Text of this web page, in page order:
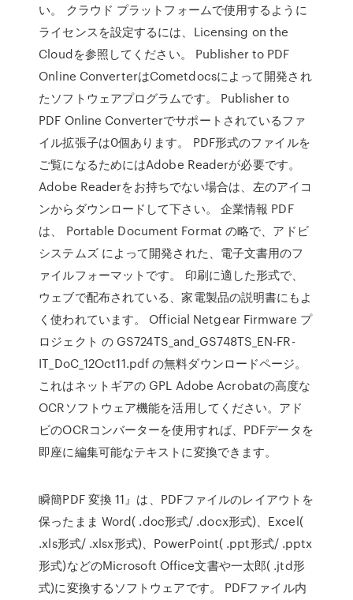
い。 クラウド プラットフォームで使用するように
ライセンスを設定するには、Licensing on the
Cloudを参照してください。 Publisher to PDF
Online ConverterはCometdocsによって開発され
たソフトウェアプログラムです。 Publisher to
PDF Online Converterでサポートされているファ
イル拡張子は0個あります。 PDF形式のファイルを
ご覧になるためにはAdobe Readerが必要です。
Adobe Readerをお持ちでない場合は、左のアイコ
ンからダウンロードして下さい。 企業情報 PDF
は、 Portable Document Format の略で、アドビ
システムズ によって開発された、電子文書用のフ
ァイルフォーマットです。 印刷に適した形式で、
ウェブで配布されている、家電製品の説明書にもよ
く使われています。 Official Netgear Firmware プ
ロジェクト の GS724TS_and_GS748TS_EN-FR-
IT_DoC_12Oct11.pdf の無料ダウンロードページ。
これはネットギアの GPL Adobe Acrobatの高度な
OCRソフトウェア機能を活用してください。アド
ビのOCRコンバーターを使用すれば、PDFデータを
即座に編集可能なテキストに変換できます。
瞬簡PDF 変換 11』は、PDFファイルのレイアウトを
保ったまま Word( .doc形式/ .docx形式)、Excel(
.xls形式/ .xlsx形式)、PowerPoint( .ppt形式/ .pptx
形式)などのMicrosoft Office文書や一太郎( .jtd形
式)に変換するソフトウェアです。 PDFファイル内